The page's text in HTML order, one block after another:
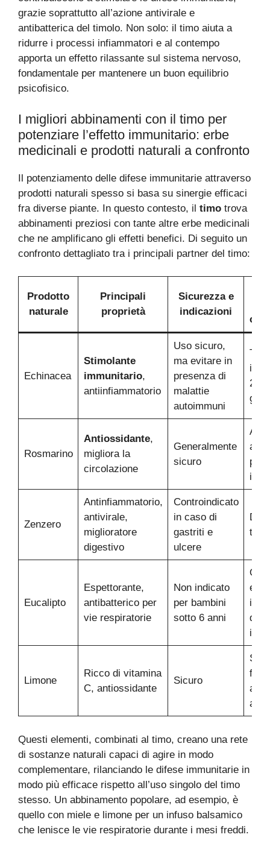
grazie soprattutto all’azione antivirale e
antibatterica del timolo. Non solo: il timo aiuta a
ridurre i processi infiammatori e al contempo
apporta un effetto rilassante sul sistema nervoso,
fondamentale per mantenere un buon equilibrio
psicofisico.
I migliori abbinamenti con il timo per
potenziare l’effetto immunitario: erbe
medicinali e prodotti naturali a confronto
Il potenziamento delle difese immunitarie attraverso
prodotti naturali spesso si basa su sinergie efficaci
fra diverse piante. In questo contesto, il timo trova
abbinamenti preziosi con tante altre erbe medicinali
che ne amplificano gli effetti benefici. Di seguito un
confronto dettagliato tra i principali partner del timo:
Prodotto
naturale
Principali
proprietà
Sicurezza e
indicazioni
Echinacea
Stimolante
immunitario,
antiinfiammatorio
Uso sicuro,
ma evitare in
presenza di
malattie
autoimmuni
2
Rosmarino
Antiossidante,
migliora la
circolazione
Generalmente
sicuro
alle
Zenzero
Antinfiammatorio,
antivirale,
miglioratore
digestivo
Controindicato
in caso di
gastriti e
ulcere
tè
Eucalipto
Espettorante,
antibatterico per
vie respiratorie
Non indicato
per bambini
sotto 6 anni
Olio
in
Limone
Ricco di vitamina
C, antiossidante
Sicuro
alle
Questi elementi, combinati al timo, creano una rete
di sostanze naturali capaci di agire in modo
complementare, rilanciando le difese immunitarie in
modo più efficace rispetto all’uso singolo del timo
stesso. Un abbinamento popolare, ad esempio, è
quello con miele e limone per un infuso balsamico
che lenisce le vie respiratorie durante i mesi freddi.